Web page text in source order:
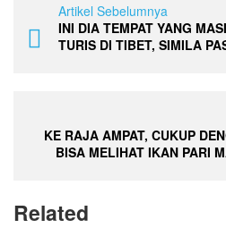
Artikel Sebelumnya
INI DIA TEMPAT YANG
TURIS DI TIBET, SIMILA
KE RAJA AMPAT, CUKUP
BISA MELIHAT IKAN PARI
Related